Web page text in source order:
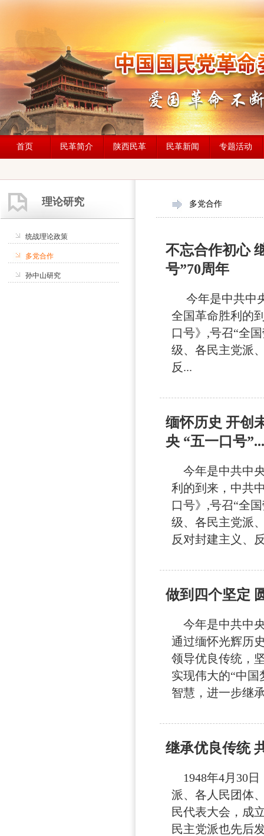
首页 民革简介 陕西民革 民革新闻 专题活动
理论研究
统战理论政策
多党合作
孙中山研究
多党合作
不忘合作初心
号”70周年
今年是中共中
全国革命胜利的
口号》,号召“全
级、各民主党派
反...
缅怀历史 开创
央 “五一口号”...
今年是中共中
利的到来，中共
口号》,号召“全
级、各民主党派
反对封建主义、
做到四个坚定
今年是中共中
通过缅怀光辉历
领导优良传统，
实现伟大的“中
智慧，进一步继
继承优良传统
1948年4月30日
派、各人民团体
民代表大会，成
民主党派也先后